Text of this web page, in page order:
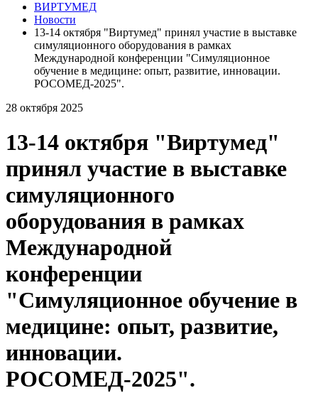
ВИРТУМЕД
Новости
13-14 октября "Виртумед" принял участие в выставке
симуляционного оборудования в рамках
Международной конференции "Симуляционное
обучение в медицине: опыт, развитие, инновации.
РОСОМЕД-2025".
28 октября 2025
13-14 октября "Виртумед"
принял участие в выставке
симуляционного
оборудования в рамках
Международной
конференции
"Симуляционное обучение в
медицине: опыт, развитие,
инновации.
РОСОМЕД-2025".